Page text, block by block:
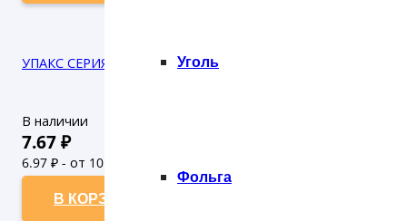
Уголь
Фольга
УПАКС СЕРИЯ 186 КОНТЕЙНЕР 500 МЛ БЕЗ КРЫШКИ (100/500)
В наличии
7.67₽
6.97 ₽ - от 10.000 рублей
6.34₽ - от 50.000 рублей
В КОРЗИНУ